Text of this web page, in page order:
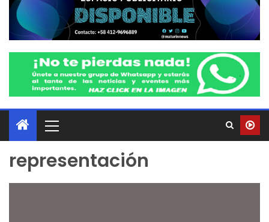
representación